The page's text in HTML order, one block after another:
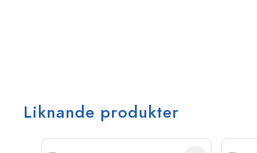
Liknande produkter